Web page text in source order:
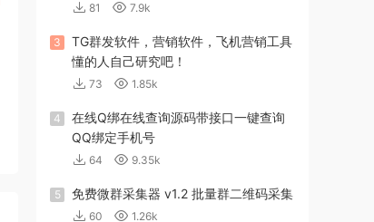
81 7.9k
3
TG群发软件，营销软件，飞机营销工具
懂的人自己研究吧！
73 1.85k
4
在线Q绑在线查询源码带接口一键查询
QQ绑定手机号
64 9.35k
5 免费微群采集器 v1.2 批量群二维码采集
60 1.26k